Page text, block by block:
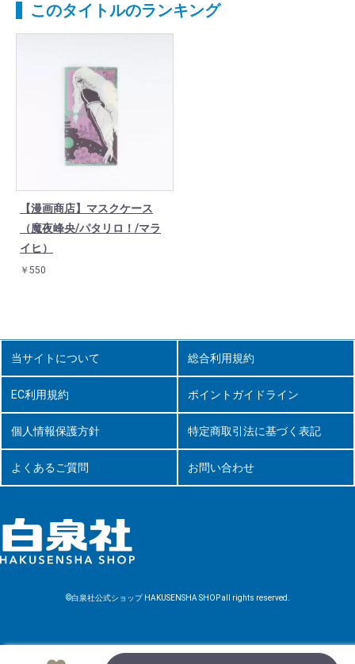
このタイトルのランキング
【漫画商店】マスクケース
（魔夜峰央/パタリロ！/マラ
イヒ）
￥550
当サイトについて 総合利用規約
EC利用規約 ポイントガイドライン
個人情報保護方針 特定商取引法に基づく表記
よくあるご質問 お問い合わせ
©白泉社公式ショップ HAKUSENSHA SHOP all rights reserved.